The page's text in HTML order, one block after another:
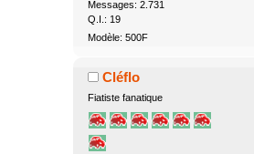
Messages: 2.731
Q.I.: 19
Modèle: 500F
Cléflo
Fiatiste fanatique